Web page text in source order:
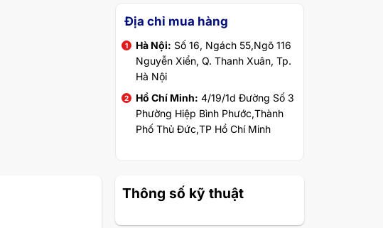
Địa chỉ mua hàng
Hà Nội: Số 16, Ngách 55,Ngõ 116
Nguyễn Xiển, Q. Thanh Xuân, Tp.
Hà Nội
Hồ Chí Minh: 4/19/1d Đường Số 3
Phường Hiệp Bình Phước,Thành
Phố Thủ Đức,TP Hồ Chí Minh
Thông số kỹ thuật